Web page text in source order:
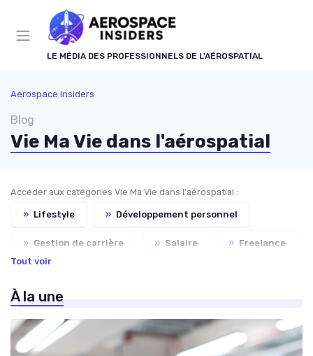
LE MÉDIA DES PROFESSIONNELS DE L'AÉROSPATIAL
Aerospace Insiders
Blog
Vie Ma Vie dans l'aérospatial
Accéder aux catégories Vie Ma Vie dans l'aérospatial :
» Lifestyle » Développement personnel
» Gestion de carrière » Salaire » Freelance
Tout voir
À la une
Panneau de gestion des cookies